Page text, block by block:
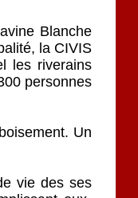
Blanche
la CIVIS
les riverains
personnes
Un
vie des ses